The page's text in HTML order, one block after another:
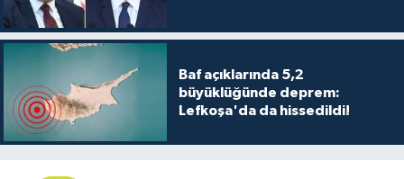
Baf açıklarında 5,2
büyüklüğünde deprem:
Lefkoşa'da da hissedildi!